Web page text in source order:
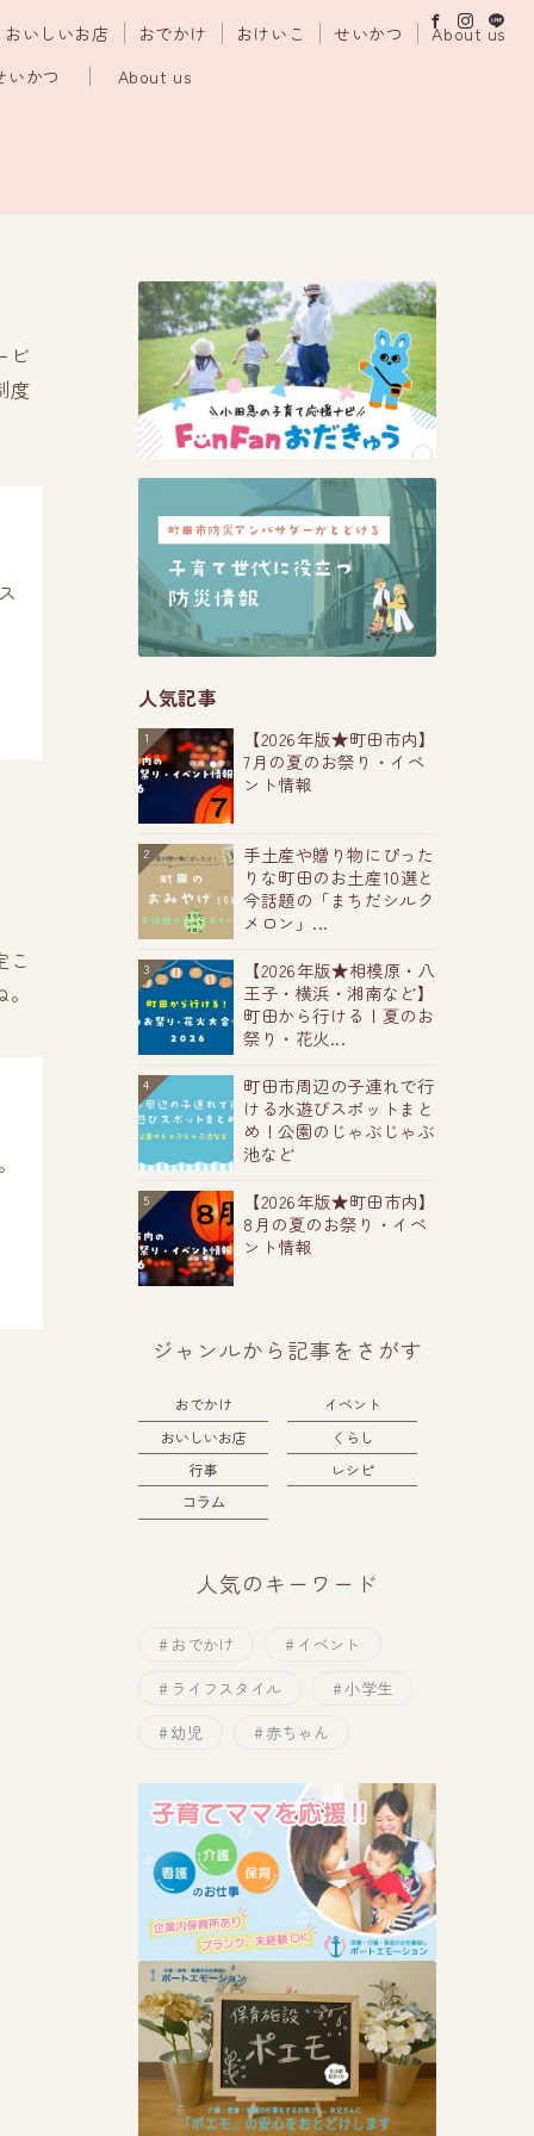
いかつ About us
おいしいお店 おでかけ おけいこ せいかつ About us
ビ
度
こ
人気記事
1
【2026年版★町田市内】
7月の夏のお祭り・イベ
ント情報
2
手土産や贈り物にぴった
りな町田のお土産10選と
今話題の「まちだシルク
メロン」...
3
【2026年版★相模原・八
王子・横浜・湘南など】
町田から行ける！夏のお
祭り・花火...
4
町田市周辺の子連れで行
ける水遊びスポットまと
め！公園のじゃぶじゃぶ
池など
5
【2026年版★町田市内】
8月の夏のお祭り・イベ
ント情報
ジャンルから記事をさがす
おでかけ
イベント
おいしいお店
くらし
行事
レシピ
コラム
人気のキーワード
おでかけ
イベント
ライフスタイル
小学生
幼児
赤ちゃん